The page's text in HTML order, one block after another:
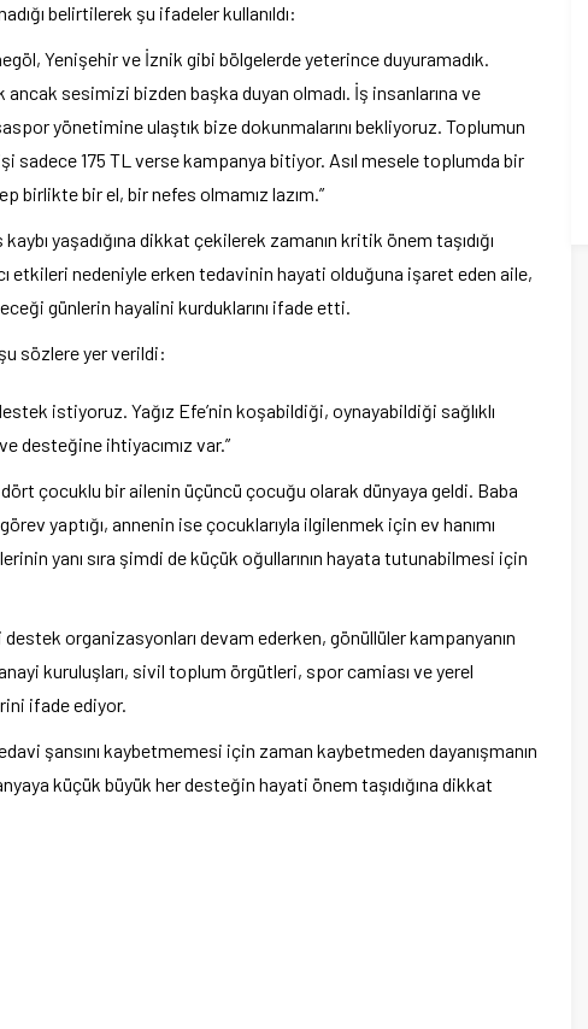
belirtilerek şu ifadeler kullanıldı:
Yenişehir ve İznik gibi bölgelerde yeterince duyuramadık.
ancak sesimizi bizden başka duyan olmadı. İş insanlarına ve
yönetimine ulaştık bize dokunmalarını bekliyoruz. Toplumun
sadece 175 TL verse kampanya bitiyor. Asıl mesele toplumda bir
birlikte bir el, bir nefes olmamız lazım.”
yaşadığına dikkat çekilerek zamanın kritik önem taşıdığı
etkileri nedeniyle erken tedavinin hayati olduğuna işaret eden aile,
günlerin hayalini kurduklarını ifade etti.
sözlere yer verildi:
istiyoruz. Yağız Efe’nin koşabildiği, oynayabildiği sağlıklı
desteğine ihtiyacımız var.”
çocuklu bir ailenin üçüncü çocuğu olarak dünyaya geldi. Baba
yaptığı, annenin ise çocuklarıyla ilgilenmek için ev hanımı
yanı sıra şimdi de küçük oğullarının hayata tutunabilmesi için
organizasyonları devam ederken, gönüllüler kampanyanın
kuruluşları, sivil toplum örgütleri, spor camiası ve yerel
ifade ediyor.
şansını kaybetmemesi için zaman kaybetmeden dayanışmanın
küçük büyük her desteğin hayati önem taşıdığına dikkat